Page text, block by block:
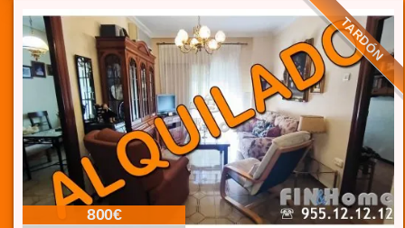
800€
TARDÓN